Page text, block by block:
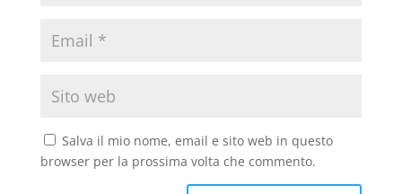
Salva il mio nome, email e sito web in questo
browser per la prossima volta che commento.